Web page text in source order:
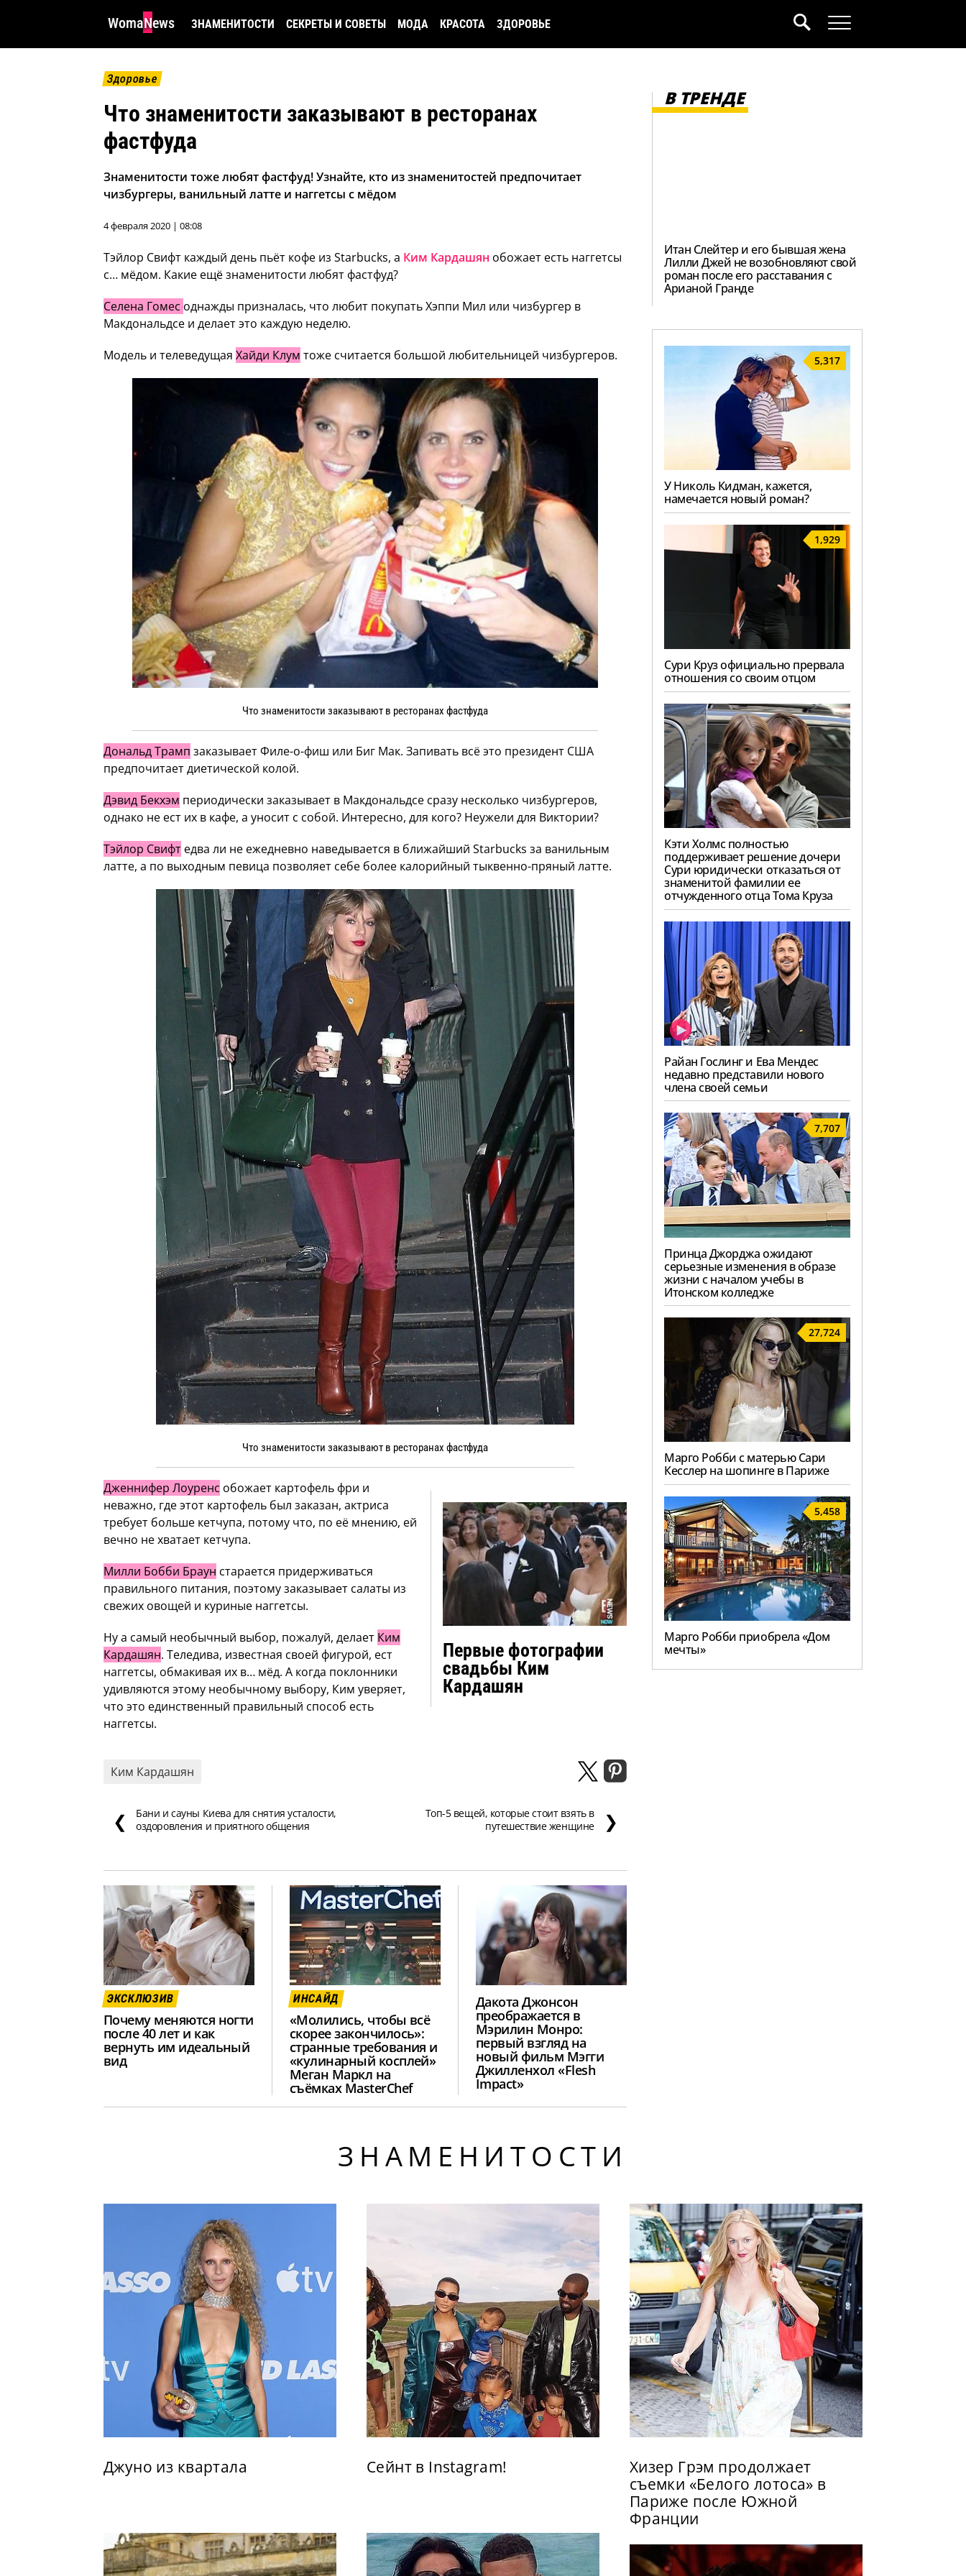
WomaNews ЗНАМЕНИТОСТИ СЕКРЕТЫ И СОВЕТЫ МОДА КРАСОТА ЗДОРОВЬЕ
Здоровье
Что знаменитости заказывают в ресторанах
фастфуда
Знаменитости тоже любят фастфуд! Узнайте, кто из знаменитостей предпочитает
чизбургеры, ванильный латте и наггетсы с мёдом
4 февраля 2020 | 08:08
Тэйлор Свифт каждый день пьёт кофе из Starbucks, а Ким Кардашян обожает есть наггетсы
с… мёдом. Какие ещё знаменитости любят фастфуд?
Селена Гомес однажды призналась, что любит покупать Хэппи Мил или чизбургер в
Макдональдсе и делает это каждую неделю.
Модель и телеведущая Хайди Клум тоже считается большой любительницей чизбургеров.
Что знаменитости заказывают в ресторанах фастфуда
Дональд Трамп заказывает Филе-о-фиш или Биг Мак. Запивать всё это президент США
предпочитает диетической колой.
Дэвид Бекхэм периодически заказывает в Макдональдсе сразу несколько чизбургеров,
однако не ест их в кафе, а уносит с собой. Интересно, для кого? Неужели для Виктории?
Тэйлор Свифт едва ли не ежедневно наведывается в ближайший Starbucks за ванильным
латте, а по выходным певица позволяет себе более калорийный тыквенно-пряный латте.
Что знаменитости заказывают в ресторанах фастфуда
Первые фотографии
свадьбы Ким
Кардашян
Дженнифер Лоуренс обожает картофель фри и
неважно, где этот картофель был заказан, актриса
требует больше кетчупа, потому что, по её мнению, ей
вечно не хватает кетчупа.
Милли Бобби Браун старается придерживаться
правильного питания, поэтому заказывает салаты из
свежих овощей и куриные наггетсы.
Ну а самый необычный выбор, пожалуй, делает Ким
Кардашян. Теледива, известная своей фигурой, ест
наггетсы, обмакивая их в… мёд. А когда поклонники
удивляются этому необычному выбору, Ким уверяет,
что это единственный правильный способ есть
наггетсы.
Ким Кардашян
❮
Бани и сауны Киева для снятия усталости,
оздоровления и приятного общения
Топ-5 вещей, которые стоит взять в
путешествие женщине
❯
ЭКСКЛЮЗИВ
Почему меняются ногти
после 40 лет и как
вернуть им идеальный
вид
ИНСАЙД
«Молились, чтобы всё
скорее закончилось»:
странные требования и
«кулинарный косплей»
Меган Маркл на
съёмках MasterChef
Дакота Джонсон
преображается в
Мэрилин Монро:
первый взгляд на
новый фильм Мэгги
Джилленхол «Flesh
Impact»
В ТРЕНДЕ
Итан Слейтер и его бывшая жена
Лилли Джей не возобновляют свой
роман после его расставания с
Арианой Гранде
5,317
У Николь Кидман, кажется,
намечается новый роман?
1,929
Сури Круз официально прервала
отношения со своим отцом
Кэти Холмс полностью
поддерживает решение дочери
Сури юридически отказаться от
знаменитой фамилии ее
отчужденного отца Тома Круза
Райан Гослинг и Ева Мендес
недавно представили нового
члена своей семьи
7,707
Принца Джорджа ожидают
серьезные изменения в образе
жизни с началом учебы в
Итонском колледже
27,724
Марго Робби с матерью Сари
Кесслер на шопинге в Париже
5,458
Марго Робби приобрела «Дом
мечты»
ЗНАМЕНИТОСТИ
Джуно из квартала Сейнт в Instagram!
Хизер Грэм продолжает
съемки «Белого лотоса» в
Париже после Южной
Франции